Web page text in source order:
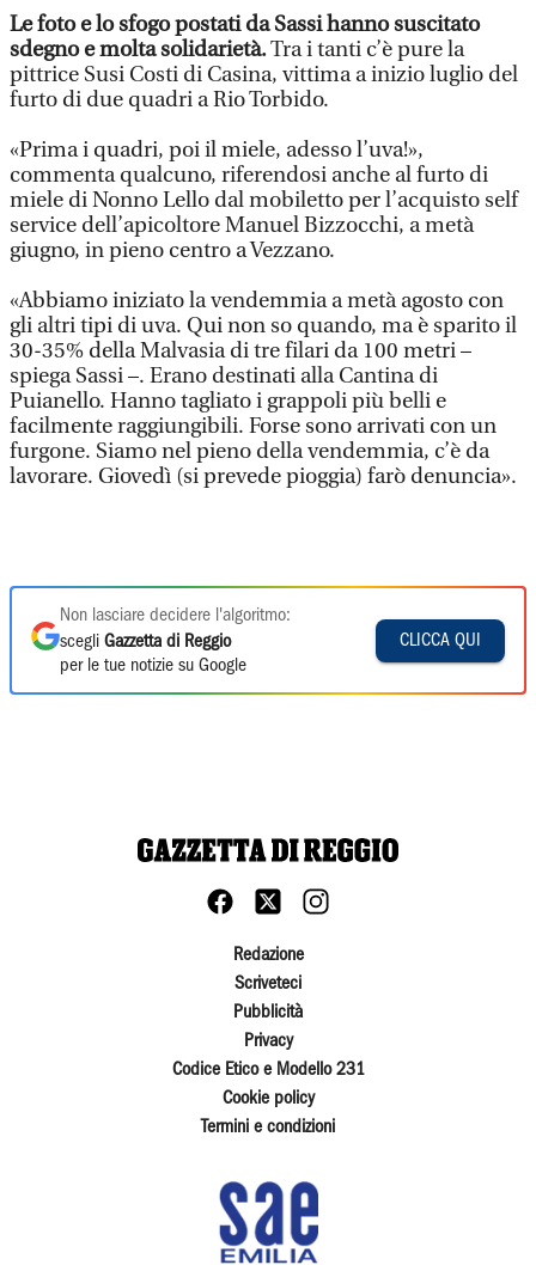
Le foto e lo sfogo postati da Sassi hanno suscitato
sdegno e molta solidarietà.Tra i tanti c’è pure la
pittrice Susi Costi di Casina, vittima a inizio luglio del
furto di due quadri a Rio Torbido.
«Prima i quadri, poi il miele, adesso l’uva!»,
commenta qualcuno, riferendosi anche al furto di
miele di Nonno Lello dal mobiletto per l’acquisto self
service dell’apicoltore Manuel Bizzocchi, a metà
giugno, in pieno centro a Vezzano.
«Abbiamo iniziato la vendemmia a metà agosto con
gli altri tipi di uva. Qui non so quando, ma è sparito il
30-35% della Malvasia di tre filari da 100 metri –
spiega Sassi –. Erano destinati alla Cantina di
Puianello. Hanno tagliato i grappoli più belli e
facilmente raggiungibili. Forse sono arrivati con un
furgone. Siamo nel pieno della vendemmia, c’è da
lavorare. Giovedì (si prevede pioggia) farò denuncia».
Non lasciare decidere l'algoritmo:
scegli Gazzetta di Reggio
per le tue notizie su Google
CLICCA QUI
Redazione
Scriveteci
Pubblicità
Privacy
Codice Etico e Modello 231
Cookie policy
Termini e condizioni